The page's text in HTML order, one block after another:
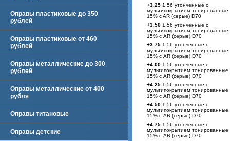
Оправы пластиковые до 350
рублей
Оправы пластиковые от 460
рублей
Оправы металлические до 300
рублей
Оправы металлические от 400
рубля
Оправы титановые
Оправы детские
+3.25 1.56 утонченные с
мультипокрытием тонированные
15% c AR (серые) D70
+3.50 1.56 утонченные с
мультипокрытием тонированные
15% с AR (серые) D70
+3.75 1.56 утонченные с
мультипокрытием тонированные
15% с AR (серые) D70
+4.00 1.56 утонченные с
мультипокрытием тонированные
15% с AR (серые) D70
+4.25 1.56 утонченные с
мультипокрытием тонированные
15% с AR (серые) D70
+4.50 1.56 утонченные с
мультипокрытием тонированные
15% с AR (серые) D70
+4.75 1.56 утонченные с
мультипокрытием тонированные
15% с AR (серые) D70